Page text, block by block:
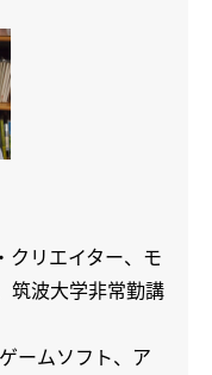
クリエイター、モ
筑波大学非常勤講
ームソフト、ア